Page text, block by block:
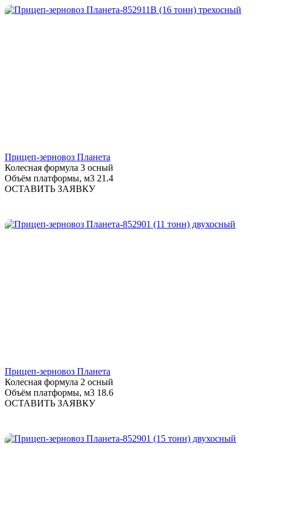
Прицеп-зерновоз Планета
Колесная формула 3 осный
Объём платформы, м3 21.4
ОСТАВИТЬ ЗАЯВКУ
Прицеп-зерновоз Планета
Колесная формула 2 осный
Объём платформы, м3 18.6
ОСТАВИТЬ ЗАЯВКУ